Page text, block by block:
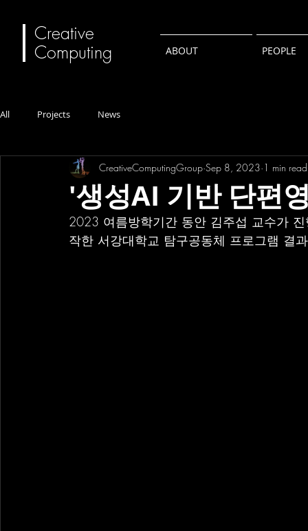
Creative
Computing
ABOUT PEOPLE
All Projects News
'생성AI 기반 단편
CreativeComputingGroup Sep 8, 2023 1 min read
2023 여름방학기간 동안 김주섭 교수가
작한 서강대학교 탐구공동체 프로그램 결